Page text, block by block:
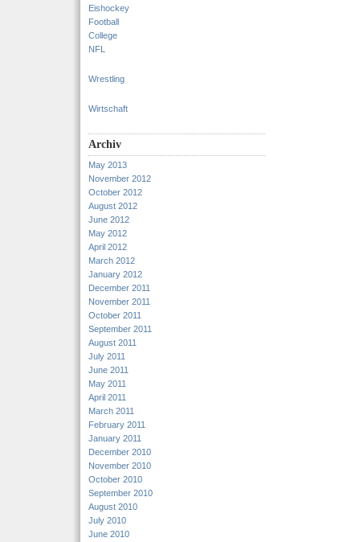
Eishockey
Football
College
NFL
Wrestling
Wirtschaft
Archiv
May 2013
November 2012
October 2012
August 2012
June 2012
May 2012
April 2012
March 2012
January 2012
December 2011
November 2011
October 2011
September 2011
August 2011
July 2011
June 2011
May 2011
April 2011
March 2011
February 2011
January 2011
December 2010
November 2010
October 2010
September 2010
August 2010
July 2010
June 2010